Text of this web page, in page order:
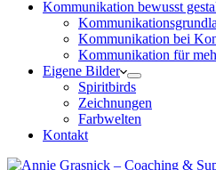
Kommunikation bewusst
Kommunikation bei
Kommunikation für
Eigene Bilder
Spiritbirds
Zeichnungen
Farbwelten
Kontakt